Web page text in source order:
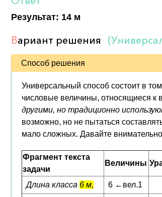
Результат: 14 м
Вариант решения
Способ решения
Универсальный способ состоит в
числовые величины, относящиеся к
другими, но традиционно
возможно, но не пытаться
мало сложных. Давайте внимательно
Фрагмент текста
задачи
Величины
Длина класса 6 м, 6 ←вел.1